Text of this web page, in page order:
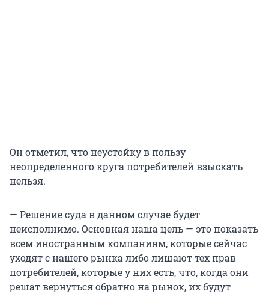
Он отметил, что неустойку в пользу
неопределенного круга потребителей взыскать
нельзя.
— Решение суда в данном случае будет
неисполнимо. Основная наша цель — это показать
всем иностранным компаниям, которые сейчас
уходят с нашего рынка либо лишают тех прав
потребителей, которые у них есть, что, когда они
решат вернуться обратно на рынок, их будут